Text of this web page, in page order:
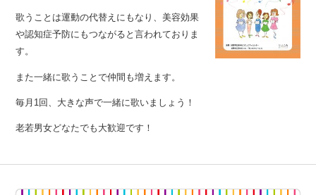
歌うことは運動の代替えにもなり、美容効果
や認知症予防にもつながると言われておりま
す。
また一緒に歌うことで仲間も増えます。
毎月1回、大きな声で一緒に歌いましょう！
老若男女どなたでも大歓迎です！